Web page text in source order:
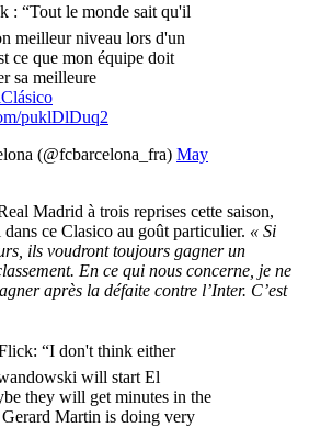
: “Tout le monde sait qu'il
meilleur niveau lors d'un
ce que mon équipe doit
sa meilleure
puklDlDuq2
(@fcbarcelona_fra) May
Madrid à trois reprises cette saison,
ce Clasico au goût particulier. « Si
ils voudront toujours gagner un
En ce qui nous concerne, je ne
après la défaite contre l’Inter. C’est
“I don't think either
will start El
they will get minutes in the
Martin is doing very